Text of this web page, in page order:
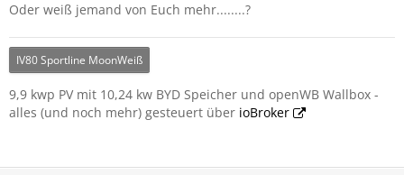
Oder weiß jemand von Euch mehr........?
IV80 Sportline MoonWeiß
9,9 kwp PV mit 10,24 kw BYD Speicher und openWB Wallbox -
alles (und noch mehr) gesteuert über ioBroker